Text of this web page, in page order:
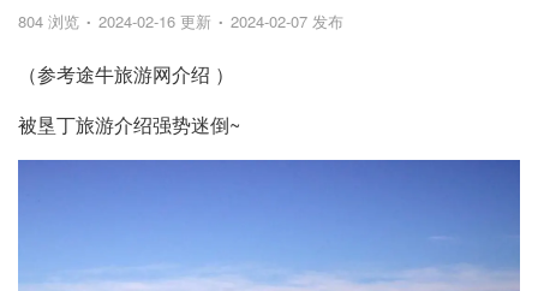
804 浏览 2024-02-16 更新 2024-02-07 发布
（参考途牛旅游网介绍 ）
被垦丁旅游介绍强势迷倒~